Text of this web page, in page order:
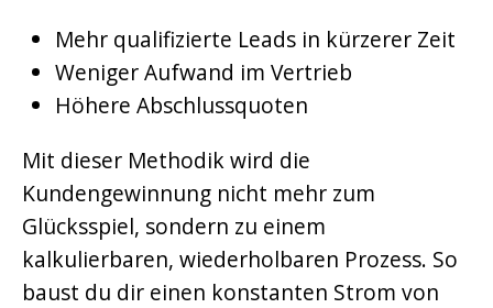
Mehr qualifizierte Leads in kürzerer Zeit
Weniger Aufwand im Vertrieb
Höhere Abschlussquoten
Mit dieser Methodik wird die
Kundengewinnung nicht mehr zum
Glücksspiel, sondern zu einem
kalkulierbaren, wiederholbaren Prozess. So
baust du dir einen konstanten Strom von